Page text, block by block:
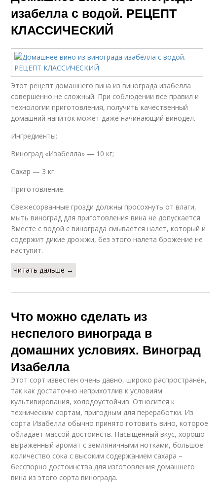
изабелла с водой. РЕЦЕПТ
КЛАССИЧЕСКИЙ
Этот рецепт домашнего вина из винограда изабелла
совершенно не сложный. При соблюдении все правил и
технологии приготовления, получить качественный
домашний напиток может даже начинающий винодел.
Ингредиенты:
Виноград «Изабелла» — 10 кг;
Сахар — 3 кг.
Приготовление.
Свежесорванные грозди должны просохнуть от влаги,
мыть виноград для приготовления вина не допускается.
Вместе с водой с винограда смывается налет, который и
содержит дикие дрожжи, без этого налета брожение не
наступит.
Читать дальше →
Что можно сделать из
неспелого винограда в
домашних условиях. Виноград
Изабелла
Этот сорт известен очень давно, широко распространён,
так как достаточно неприхотлив к условиям
культивирования, холодоустойчив. Относится к
техническим сортам, пригодным для переработки. Из
сорта Изабелла обычно принято готовить вино, которое
обладает массой достоинств. Насыщенный вкус, хорошо
выраженный аромат с земляничными нотками, большое
количество сока с высоким содержанием сахара –
бесспорно достоинства для изготовления домашнего
вина из этого сорта винограда.